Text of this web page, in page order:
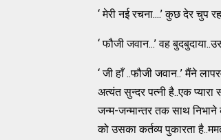
‘ मेरी नई रचना....’ कुछ देर चुप
‘ फौजी जवान...’ वह
‘ जी हाँ ..फौजी जवान..’ मैंने
अत्यंत सुन्दर पत्नी है..एक
जन्म-जन्मान्तर तक साथ
को उसका कर्तव्य पुकारता